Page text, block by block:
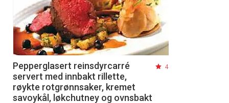
Pepperglasert reinsdyrcarré
servert med innbakt rillette,
røykte rotgrønnsaker, kremet
savoykål, løkchutney og ovnsbakt
4